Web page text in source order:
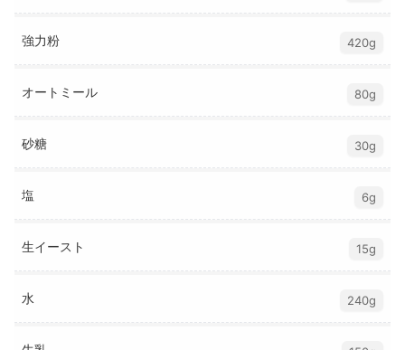
強力粉 420g
オートミール 80g
砂糖 30g
塩 6g
生イースト 15g
水 240g